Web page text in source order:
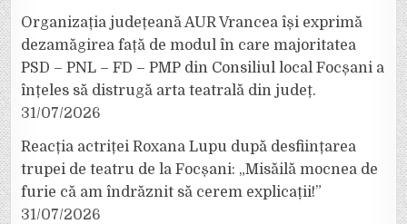
Organizația județeană AUR Vrancea își exprimă
dezamăgirea față de modul în care majoritatea
PSD – PNL – FD – PMP din Consiliul local Focșani a
înțeles să distrugă arta teatrală din județ.
31/07/2026
Reacția actriței Roxana Lupu după desființarea
trupei de teatru de la Focșani: „Misăilă mocnea de
furie că am îndrăznit să cerem explicații!”
31/07/2026